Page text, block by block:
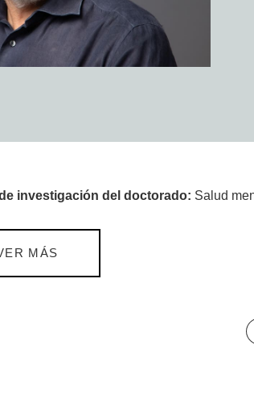
investigación del doctorado: Salud
MÁS